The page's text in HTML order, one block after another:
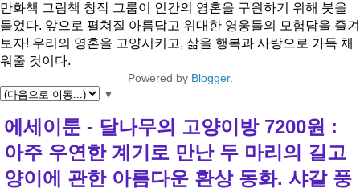
만화책 그림책 창작 그룹이 인간의 영혼을 구원하기 위해 붓을
들었다. 앞으로 펼쳐질 아름답고 위대한 영웅들의 모험담을 즐겨
보자! 우리의 영혼을 고양시키고, 삶을 행복과 사랑으로 가득 채
워줄 것이다.
Powered by Blogger.
▼
에세이툰 - 달나무의 고양이방 7200원 :
아주 우연한 계기로 만난 두 마리의 길고
양이에 관한 아름다운 환상 동화. 샤갈 풍